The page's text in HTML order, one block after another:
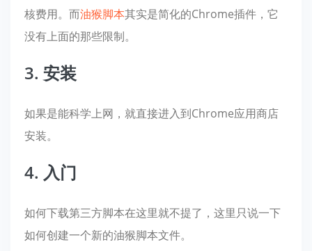
核费用。而油猴脚本其实是简化的Chrome插件，它
没有上面的那些限制。
3. 安装
如果是能科学上网，就直接进入到Chrome应用商店
安装。
4. 入门
如何下载第三方脚本在这里就不提了，这里只说一下
如何创建一个新的油猴脚本文件。